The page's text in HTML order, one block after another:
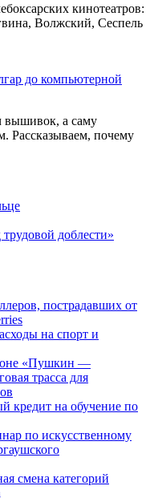
кинотеатров:
Волжский, Сеспель
до компьютерной
вышивок, а саму
Рассказываем, почему
доблести»
пострадавших от
на спорт и
«Пушкин —
трасса для
кредит на обучение по
по искусственному
смена категорий